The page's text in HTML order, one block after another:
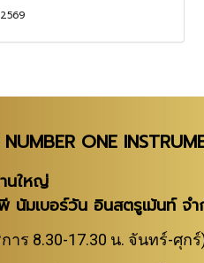
NUMBER ONE
นใหญ่
นัมเบอร์วัน อินสตรูเม้นท์ จ
าร 8.30-17.30 น. จันทร์-ศุกร์